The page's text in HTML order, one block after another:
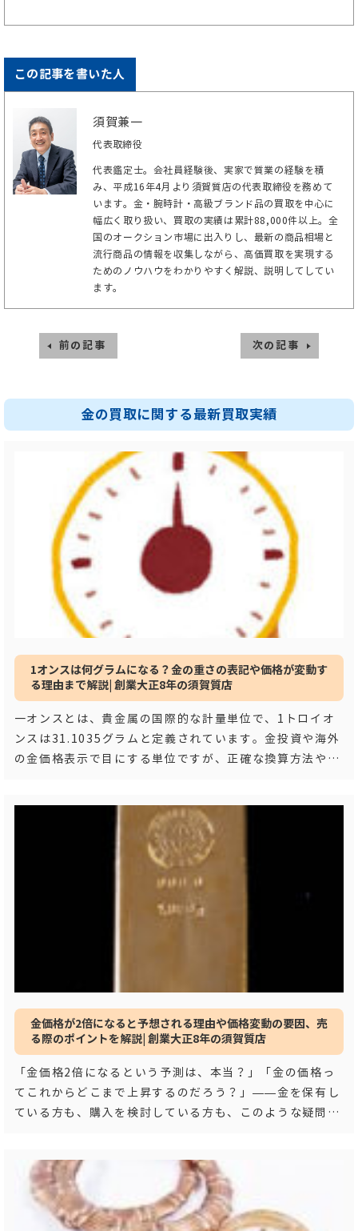
この記事を書いた人
須賀兼一
代表取締役
代表鑑定士。会社員経験後、実家で質業の経験を積
み、平成16年4月より須賀質店の代表取締役を務めて
います。金・腕時計・高級ブランド品の買取を中心に
幅広く取り扱い、買取の実績は累計88,000件以上。全
国のオークション市場に出入りし、最新の商品相場と
流行商品の情報を収集しながら、高価買取を実現する
ためのノウハウをわかりやすく解説、説明してしてい
ます。
前の記事 次の記事
金の買取に関する最新買取実績
1オンスは何グラムになる？金の重さの表記や価格が変動す
る理由まで解説| 創業大正8年の須賀質店
一オンスとは、貴金属の国際的な計量単位で、1トロイオ
ンスは31.1035グラムと定義されています。金投資や海外
の金価格表示で目にする単位ですが、正確な換算方法や価
金価格が2倍になると予想される理由や価格変動の要因、売
る際のポイントを解説| 創業大正8年の須賀質店
「金価格2倍になるという予測は、本当？」「金の価格っ
てこれからどこまで上昇するのだろう？」——金を保有し
ている方も、購入を検討している方も、このような疑問を